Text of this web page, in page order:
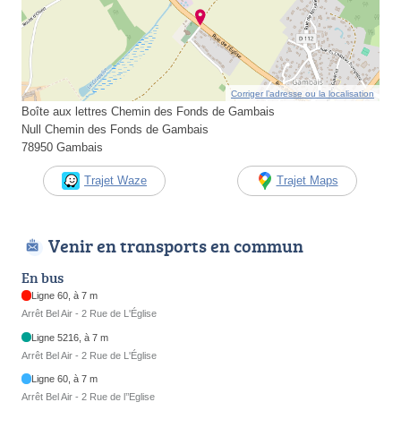
Corriger l’adresse ou la localisation
Boîte aux lettres Chemin des Fonds de Gambais
Null Chemin des Fonds de Gambais
78950 Gambais
Trajet Waze Trajet Maps
Venir en transports en commun
En bus
Ligne 60, à 7 m
Arrêt Bel Air - 2 Rue de L'Église
Ligne 5216, à 7 m
Arrêt Bel Air - 2 Rue de L'Église
Ligne 60, à 7 m
Arrêt Bel Air - 2 Rue de l’’Eglise